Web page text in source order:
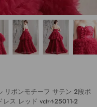
リボンモチーフ サテン 2段ボ
ス レッド vctr-t-25011-2